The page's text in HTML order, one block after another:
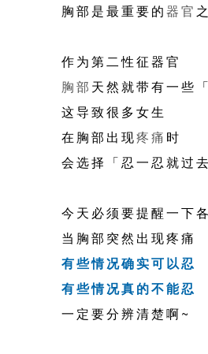
胸部是最重要的器官
作为第二性征器官
胸部 天然就带有一些
这导致很多女生
在胸部出现疼痛 时
会选择「忍一忍就过去
今天必须要提醒一下各
当胸部突然出现疼痛
有些情况确实可以忍
有些情况真的不能忍
一定要分辨清楚啊~